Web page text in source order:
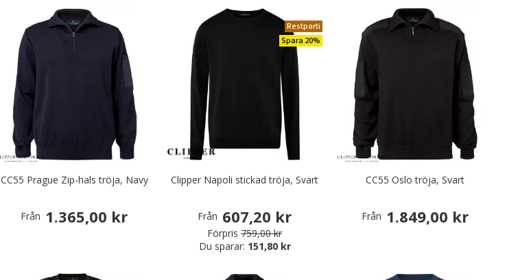
CC55 Prague Zip-hals tröja, Navy
Från 1.365,00 kr
Restparti
Spara 20%
Clipper Napoli stickad tröja, Svart
Från 607,20 kr
Förpris 759,00 kr
Du sparar: 151,80 kr
CC55 Oslo tröja, Svart
Från 1.849,00 kr